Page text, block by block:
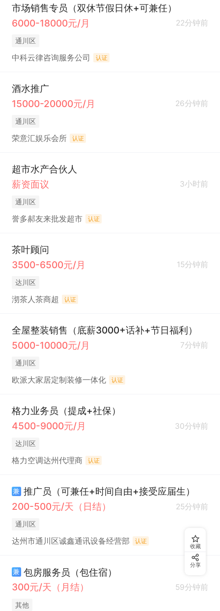
市场销售专员（双休节假日休+可兼任）
6000-18000元/月
22分钟前
通川区
中科云律咨询服务公司 认证
酒水推广
15000-20000元/月
26分钟前
通川区
荣意汇娱乐会所 认证
超市水产合伙人
薪资面议
3小时前
通川区
誉多郝友来批发超市 认证
茶叶顾问
3500-6500元/月
15分钟前
达川区
沏茶人茶商超 认证
全屋整装销售（底薪3000+话补+节日福利）
5000-10000元/月
7分钟前
通川区
欧派大家居定制装修一体化 认证
格力业务员（提成+社保）
4500-9000元/月
30分钟前
达川区
格力空调达州代理商 认证
兼 推广员（可兼任+时间自由+接受应届生）
200-500元/天（日结）
25分钟前
通川区
达州市通川区诚鑫通讯设备经营部 认证
兼 包房服务员（包住宿）
300元/天（月结）
59分钟前
其他
收藏
分享